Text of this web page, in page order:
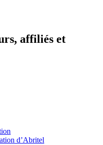
affiliés et
d’Abritel